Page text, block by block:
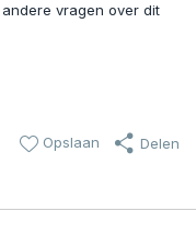
vragen over dit
Opslaan Delen